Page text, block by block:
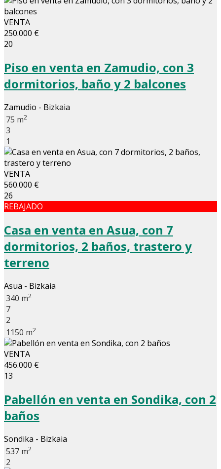
VENTA
250.000 €
20
Piso en venta en Zamudio, con 3
dormitorios, baño y 2 balcones
Zamudio - Bizkaia
75 m2
3
1
VENTA
560.000 €
26
REBAJADO
Casa en venta en Asua, con 7
dormitorios, 2 baños, trastero y
terreno
Asua - Bizkaia
340 m2
7
2
1150 m2
VENTA
456.000 €
13
Pabellón en venta en Sondika, con 2
baños
Sondika - Bizkaia
537 m2
2